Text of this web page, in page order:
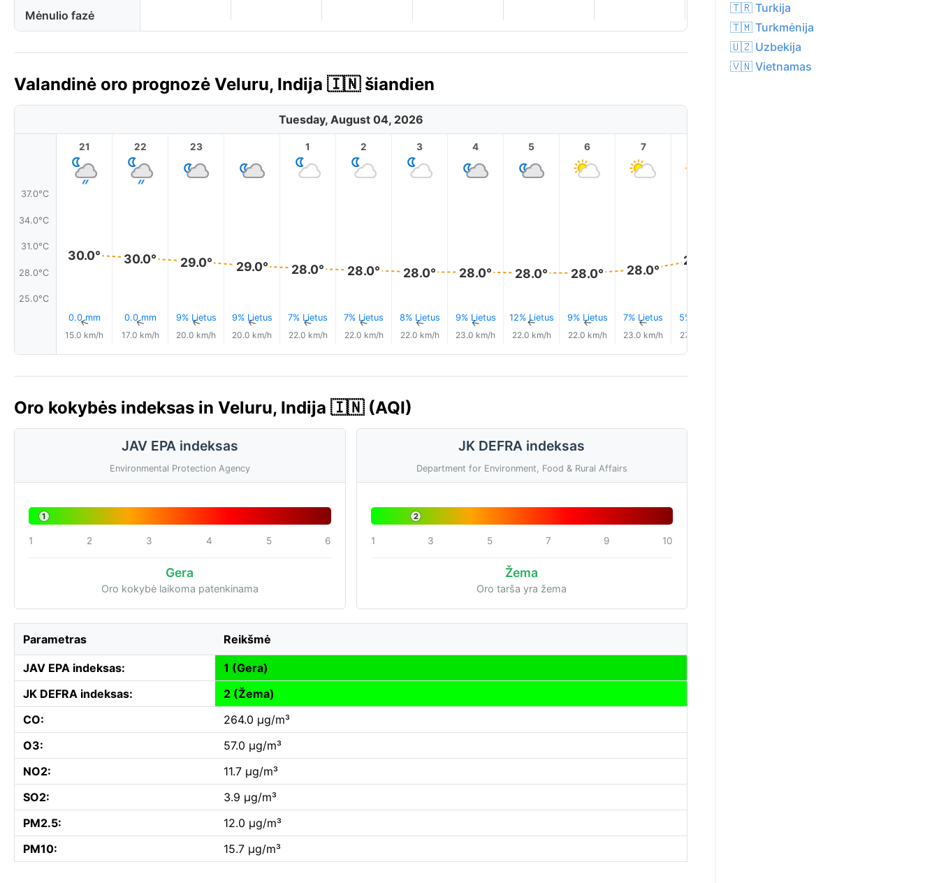
Mėnulio fazė
Valandinė oro prognozė Veluru, Indija 🇮🇳 šiandien
Tuesday, August 04, 2026
37.0°C
34.0°C
31.0°C
28.0°C
25.0°C
21
30.0°
0.0 mm
↑
15.0 km/h
22
30.0°
0.0 mm
↑
17.0 km/h
23
29.0°
9% Lietus
↑
20.0 km/h
29.0°
9% Lietus
↑
20.0 km/h
1
28.0°
7% Lietus
↑
22.0 km/h
2
28.0°
7% Lietus
↑
22.0 km/h
3
28.0°
8% Lietus
↑
22.0 km/h
4
28.0°
9% Lietus
↑
23.0 km/h
5
28.0°
12% Lietus
↑
22.0 km/h
6
28.0°
9% Lietus
↑
22.0 km/h
7
28.0°
7% Lietus
↑
23.0 km/h
29.0°
5% Lietus
27.0 km/h
Oro kokybės indeksas in Veluru, Indija 🇮🇳 (AQI)
JAV EPA indeksas
Environmental Protection Agency
1
1 2 3 4 5 6
Gera
Oro kokybė laikoma patenkinama
JK DEFRA indeksas
Department for Environment, Food & Rural Affairs
2
1 3 5 7 9 10
Žema
Oro tarša yra žema
Parametras Reikšmė
JAV EPA indeksas:
1 (Gera)
JK DEFRA indeksas:
2 (Žema)
CO:
264.0 µg/m³
O3:
57.0 µg/m³
NO2:
11.7 µg/m³
SO2:
3.9 µg/m³
PM2.5:
12.0 µg/m³
PM10:
15.7 µg/m³
🇹🇷 Turkija
🇹🇲 Turkmėnija
🇺🇿 Uzbekija
🇻🇳 Vietnamas